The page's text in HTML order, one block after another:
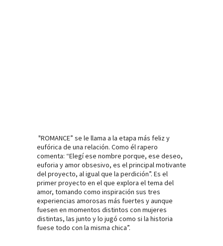
"ROMANCE” se le llama a la etapa más feliz y
eufórica de una relación. Como él rapero
comenta: “Elegí ese nombre porque, ese deseo,
euforia y amor obsesivo, es el principal motivante
del proyecto, al igual que la perdición”. Es el
primer proyecto en el que explora el tema del
amor, tomando como inspiración sus tres
experiencias amorosas más fuertes y aunque
fuesen en momentos distintos con mujeres
distintas, las junto y lo jugó como si la historia
fuese todo con la misma chica”.